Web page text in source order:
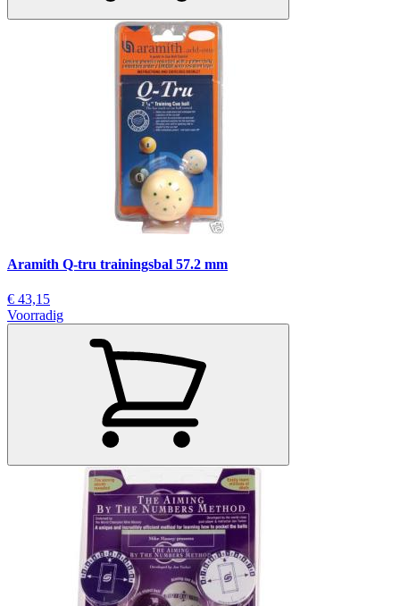
Aramith Q-tru trainingsbal 57.2 mm
€ 43,15
Voorradig